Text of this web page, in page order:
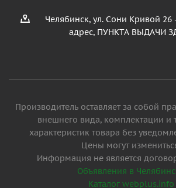
Челябинск, ул. Сони Кривой
адрес, ПУНКТА ВЫДАЧИ
Производитель оставляет за собой
внешнего вида, комплектации и
характеристик товара без
Цены могут
Информация не является
Объявления в
Каталог webplus.info